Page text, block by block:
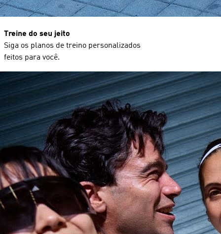
Treine do seu jeito
Siga os planos de treino personalizados
feitos para você.